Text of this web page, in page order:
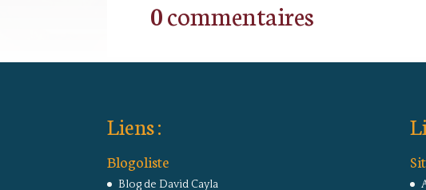
0 commentaires
Liens :
Blogoliste
Blog de David Cayla